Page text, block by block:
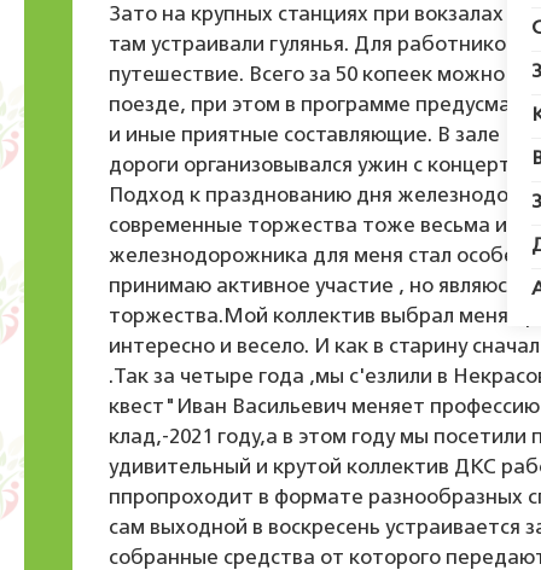
Зато на крупных станциях при вокзалах
там устраивали гулянья. Для работников
путешествие. Всего за 50 копеек можно
поезде, при этом в программе
и иные приятные составляющие. В зале
дороги организовывался ужин с концертом.
Подход к празднованию дня
современные торжества тоже весьма
железнодорожника для меня стал
принимаю активное участие , но являюсь
торжества.Мой коллектив выбрал меня
интересно и весело. И как в старину
.Так за четыре года ,мы с'езлили в
квест"Иван Васильевич меняет
клад,-2021 году,а в этом году мы
удивительный и крутой коллектив ДКС
ппропроходит в формате разнообразных
сам выходной в воскресень устраивается
собранные средства от которого